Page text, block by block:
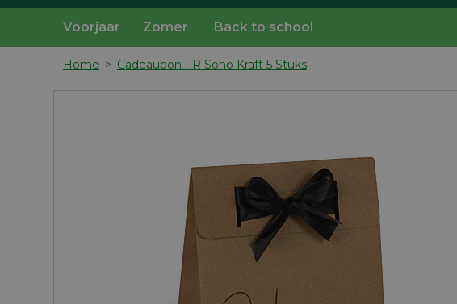
Voorjaar Zomer Back to school
Home > Cadeaubon FR Soho Kraft 5 Stuks